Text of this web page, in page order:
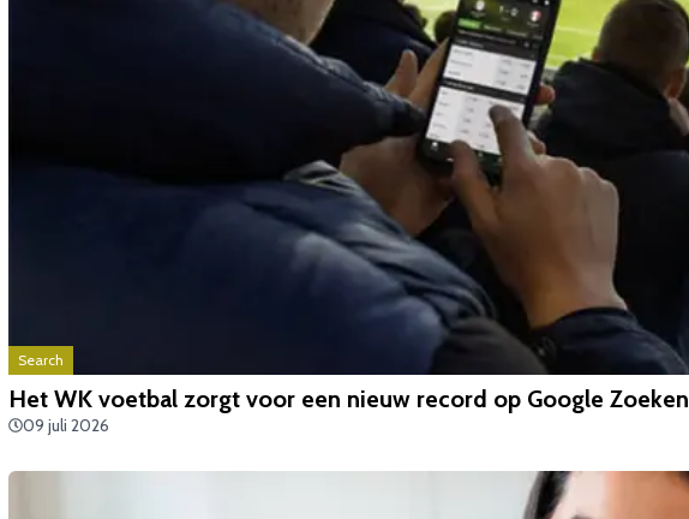
Search
Het WK voetbal zorgt voor een nieuw record op Google Zoeken
09 juli 2026